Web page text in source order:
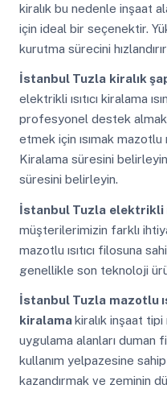
kiralık bu nedenle inşaat
için ideal bir seçenektir.
kurutma sürecini
İstanbul Tuzla kiralık
elektrikli ısıtıcı kiralama
profesyonel destek
etmek için ısımak mazotlu
Kiralama süresini
süresini belirleyin.
İstanbul Tuzla elektrikli
müşterilerimizin farklı
mazotlu ısıtıcı filosuna
genellikle son teknoloji
İstanbul Tuzla mazotlu
kiralama kiralık inşaat
uygulama alanları duman
kullanım yelpazesine
kazandırmak ve zeminin